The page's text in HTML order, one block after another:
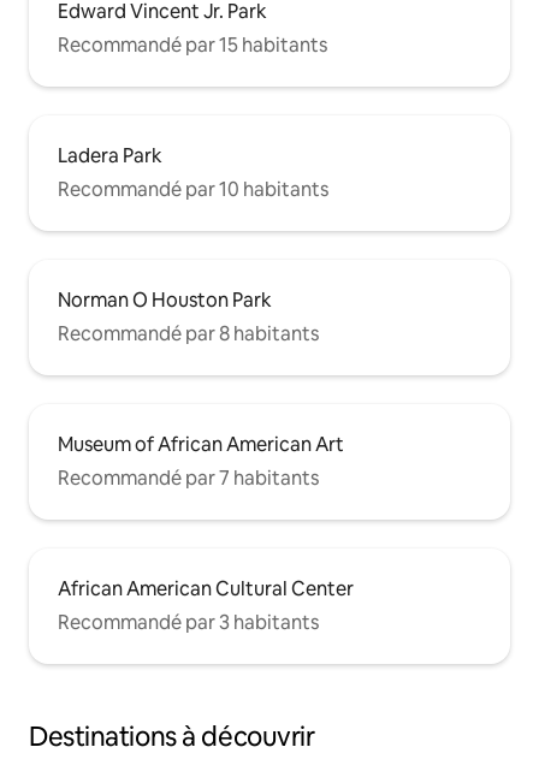
Edward Vincent Jr. Park
Recommandé par 15 habitants
Ladera Park
Recommandé par 10 habitants
Norman O Houston Park
Recommandé par 8 habitants
Museum of African American Art
Recommandé par 7 habitants
African American Cultural Center
Recommandé par 3 habitants
Destinations à découvrir